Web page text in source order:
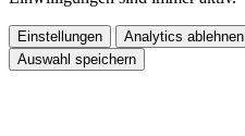
Einstellungen Analytics ablehnen
Auswahl speichern